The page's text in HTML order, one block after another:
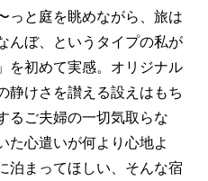
っと庭を眺めながら、旅は
んぼ、というタイプの私が
を初めて実感。オリジナル
静けさを讃える設えはもち
るご夫婦の一切気取らな
た心遣いが何より心地よ
泊まってほしい、そんな宿